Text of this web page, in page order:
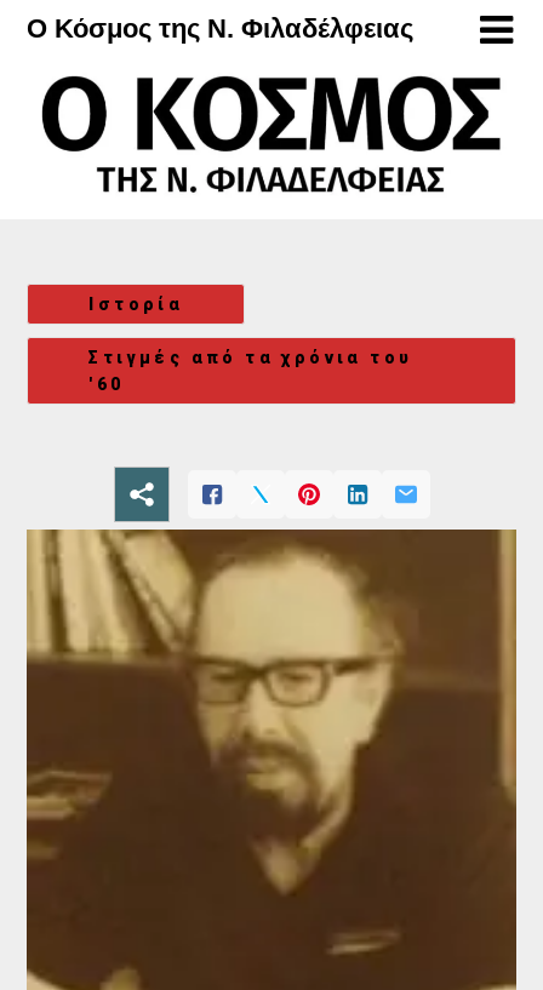
Μετάβαση
περιεχόμενο
Ο Κόσμος της Ν. Φιλαδέλφειας
Ιστορία
Στιγμές από τα χρόνια του
'60